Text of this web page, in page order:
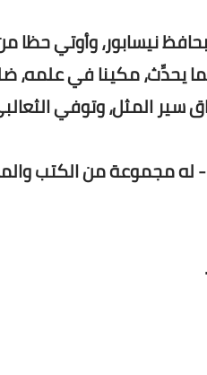
نيسابور، وأوتي حظا
يحدِّث، مكينا في علمه،
وتوفي الثعالبي سنة 430هـ، وقيل
له مجموعة من الكتب